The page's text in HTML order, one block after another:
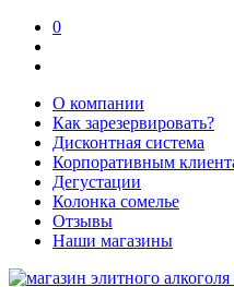
0
О компании
Как зарезервировать?
Дисконтная система
Корпоративным
Дегустации
Колонка сомелье
Отзывы
Наши магазины